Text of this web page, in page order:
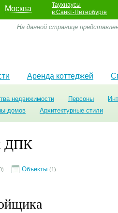
Москва
Таухнаусы
в Санкт-Петербурге
На данной странице
Аренда коттеджей
недвижимости Персоны
домов Архитектурные стили
ДПК
Объекты (1)